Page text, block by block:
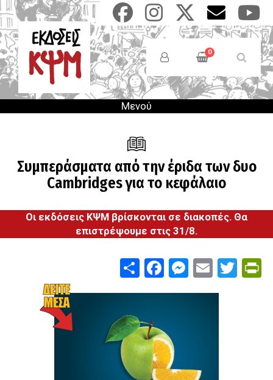
Παράκαμψη
προς
το
κυρίως
περιεχόμενο
Users
Menu
0
Μενού
Συμπεράσματα από την έριδα των δυο
Cambridges για το κεφάλαιο
Οι εκδόσεις ΚΨΜ βρίσκονται σε διακοπές. Θα
επιστρέψουμε στις 31/8.
ShareFacebook
Email